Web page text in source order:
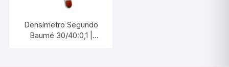
Densímetro Segundo
Baumé 30/40:0,1 |